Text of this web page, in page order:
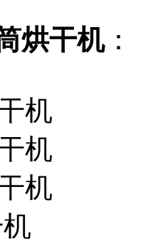
烘干机：
机
机
机